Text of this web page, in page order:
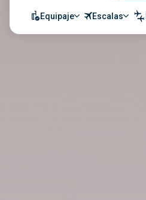
Equipaje Escalas